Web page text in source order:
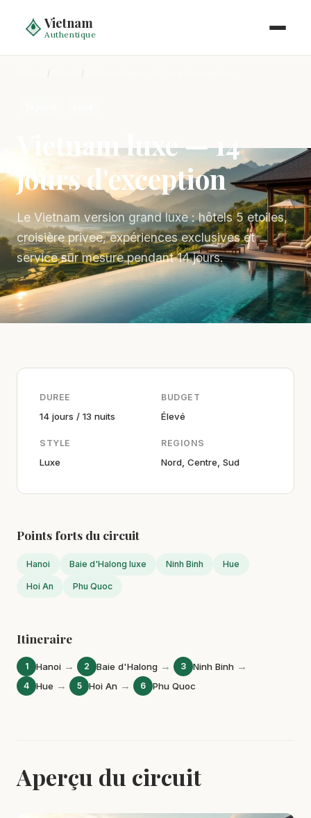
Vietnam
Authentique
/ /
Vietnam luxe — 14
jours d'exception
Le Vietnam version grand luxe : hôtels 5 etoiles,
croisière privee, expériences exclusives et
service sur mesure pendant 14 jours.
DUREE
14 jours / 13 nuits
BUDGET
Élevé
STYLE
Luxe
REGIONS
Nord, Centre, Sud
Points forts du circuit
Hanoi Baie d'Halong luxe Ninh Binh Hue
Hoi An Phu Quoc
Itineraire
1 Hanoi → 2 Baie d'Halong → 3 Ninh Binh →
4 Hue → 5 Hoi An → 6 Phu Quoc
Aperçu du circuit